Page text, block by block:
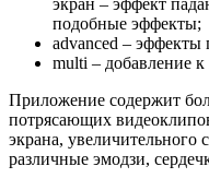
экран – эффект
подобные эффекты;
advanced – эффекты
multi – добавление
Приложение содержит
потрясающих
экрана, увеличительного
различные эмодзи,